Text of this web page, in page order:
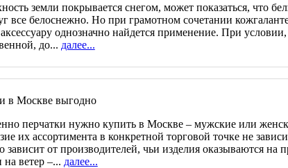
земли покрывается снегом, может показаться, что
все белоснежно. Но при грамотном сочетании
однозначно найдется применение. При условии,
до... далее...
в Москве выгодно
перчатки нужно купить в Москве – мужские или
их ассортимента в конкретной торговой точке не
от производителей, чьи изделия оказываются на
на ветер –... далее...